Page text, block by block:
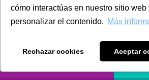
cómo interactúas en nuestro sitio web
personalizar el contenido. Más
Rechazar cookies Aceptar
vez, se consideran las peores
economía, “depresión económica”,
no se pronunciaba desde hace 90
que el momento que están
en la actualidad es histórico. Casi